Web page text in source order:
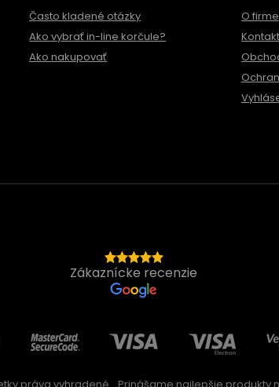
Často kladené otázky
Ako vybrať in-line korčule?
Ako nakupovať
O firme
Kontakt
Zákaznícke recenzie